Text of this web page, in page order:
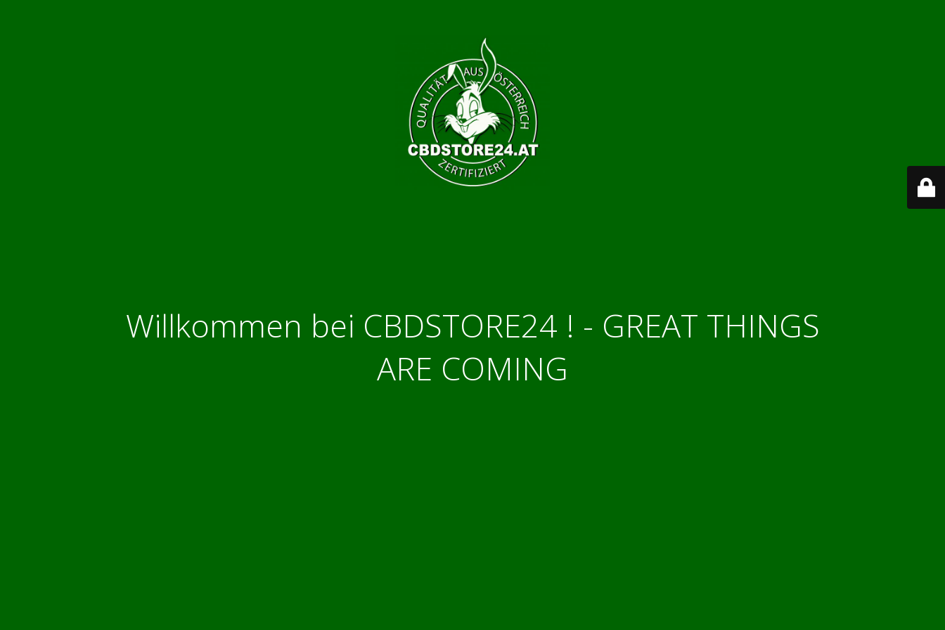
Willkommen bei CBDSTORE24 ! - GREAT THINGS
ARE COMING